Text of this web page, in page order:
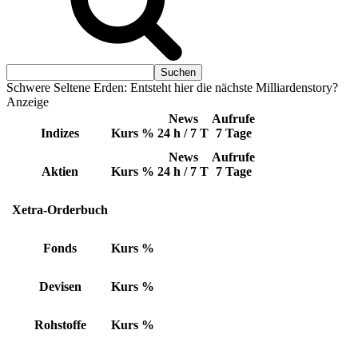
Schwere Seltene Erden: Entsteht hier die nächste Milliardenstory?
Anzeige
Indizes Kurs %
News
24 h / 7 T
Aufrufe
7 Tage
Aktien Kurs %
News
24 h / 7 T
Aufrufe
7 Tage
Xetra-Orderbuch
Fonds Kurs %
Devisen Kurs %
Rohstoffe Kurs %